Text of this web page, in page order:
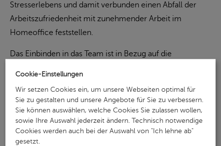
Stresserlebens und damit verbunden einen Abfall der
Arbeitszufriedenheit mit zunehmender Arbeit im
Homeoffice feststellen.
Das Einbinden in das Team ist in Bezug auf die
Jahr 2021 zeigte, berichteten Arbeitnehmer:innen im
Homeoffice, die eine starke Zugehörigkeit wahrnahmen,
beispielsweise über eine um 33,9 % höhere
Arbeitsfähigkeit und eine um 23,9 % reduzierte
Cookie-Einstellungen
Wir setzen Cookies ein, um unsere Webseiten optimal für
Sie zu gestalten und unsere Angebote für Sie zu verbessern.
Sie können auswählen, welche Cookies Sie zulassen wollen,
sowie Ihre Auswahl jederzeit ändern. Technisch notwendige
Cookies werden auch bei der Auswahl von "Ich lehne ab"
gesetzt.